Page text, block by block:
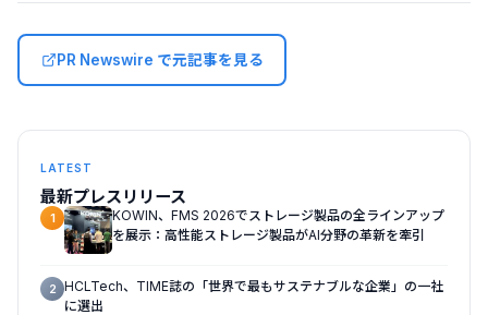
PR Newswire で元記事を見る
LATEST
最新プレスリリース
1
KOWIN、FMS 2026でストレージ製品の全ラインアップ
を展示：高性能ストレージ製品がAI分野の革新を牽引
2 HCLTech、TIME誌の「世界で最もサステナブルな企業」の一社
に選出